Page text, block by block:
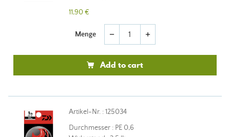
11,90 €
Menge remove add
Add to cart
Artikel-Nr. : 125034
Durchmesser : PE 0,6